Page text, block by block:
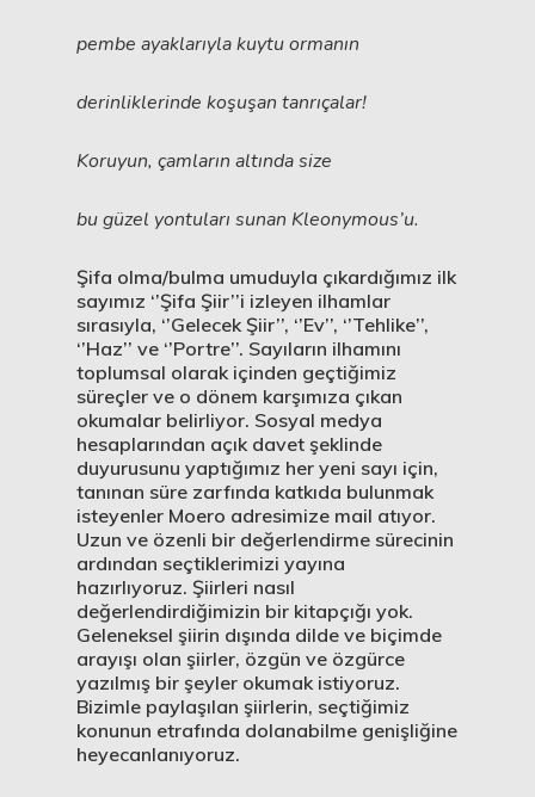
pembe ayaklarıyla kuytu ormanın
derinliklerinde koşuşan tanrıçalar!
Koruyun, çamların altında size
bu güzel yontuları sunan Kleonymous’u.
Şifa olma/bulma umuduyla çıkardığımız ilk
sayımız ‘’Şifa Şiir’’i izleyen ilhamlar
sırasıyla, ‘’Gelecek Şiir’’, ‘’Ev’’, ‘’Tehlike’’,
‘’Haz’’ ve ‘’Portre’’. Sayıların ilhamını
toplumsal olarak içinden geçtiğimiz
süreçler ve o dönem karşımıza çıkan
okumalar belirliyor. Sosyal medya
hesaplarından açık davet şeklinde
duyurusunu yaptığımız her yeni sayı için,
tanınan süre zarfında katkıda bulunmak
isteyenler Moero adresimize mail atıyor.
Uzun ve özenli bir değerlendirme sürecinin
ardından seçtiklerimizi yayına
hazırlıyoruz. Şiirleri nasıl
değerlendirdiğimizin bir kitapçığı yok.
Geleneksel şiirin dışında dilde ve biçimde
arayışı olan şiirler, özgün ve özgürce
yazılmış bir şeyler okumak istiyoruz.
Bizimle paylaşılan şiirlerin, seçtiğimiz
konunun etrafında dolanabilme genişliğine
heyecanlanıyoruz.